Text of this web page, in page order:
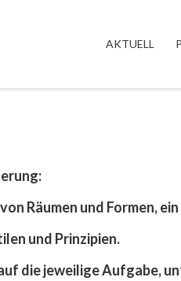
AKTUELL
Räumen und Formen,
und Prinzipien.
die jeweilige Aufgabe,